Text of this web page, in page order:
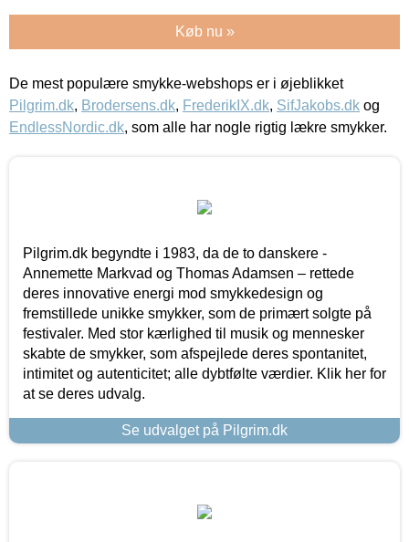
Køb nu »
De mest populære smykke-webshops er i øjeblikket
Pilgrim.dk, Brodersens.dk, FrederikIX.dk, SifJakobs.dk og
EndlessNordic.dk, som alle har nogle rigtig lækre smykker.
Pilgrim.dk begyndte i 1983, da de to danskere -
Annemette Markvad og Thomas Adamsen – rettede
deres innovative energi mod smykkedesign og
fremstillede unikke smykker, som de primært solgte på
festivaler. Med stor kærlighed til musik og mennesker
skabte de smykker, som afspejlede deres spontanitet,
intimitet og autenticitet; alle dybtfølte værdier. Klik her for
at se deres udvalg.
Se udvalget på Pilgrim.dk